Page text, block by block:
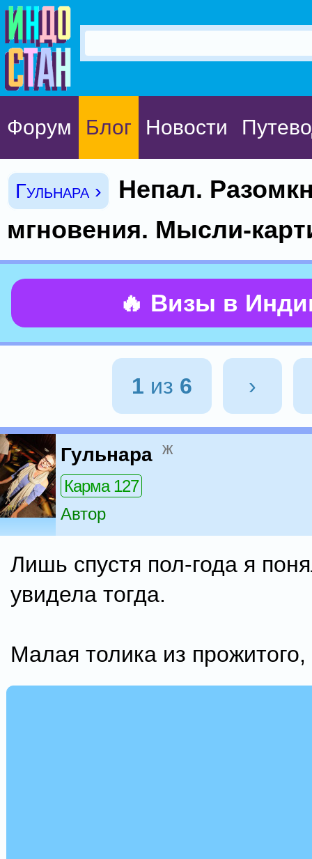
Форум Блог Новости
Гульнара ›
Непал.
мгновения. Мысли-
🔥 Визы в
1 из 6 ›
Гульнара ж
Карма 127
Автор
Лишь спустя пол-года я
увидела тогда.
Малая толика из прожитого,